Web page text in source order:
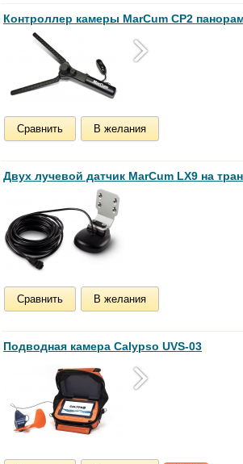
Контроллер камеры MarCum CP2
Сравнить В желания
Двух лучевой датчик MarCum LX9 на
Сравнить В желания
Подводная камера Calypso UVS-03